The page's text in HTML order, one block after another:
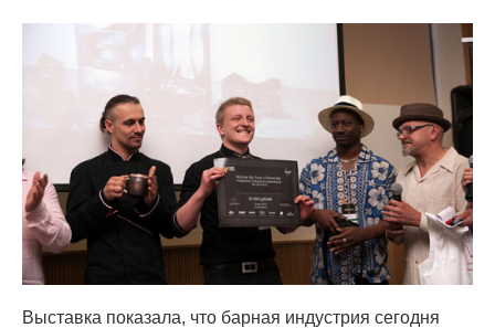
Выставка показала, что барная индустрия сегодня